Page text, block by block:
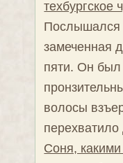
Послышался
замеченная
пяти. Он был
волосы
Соня,